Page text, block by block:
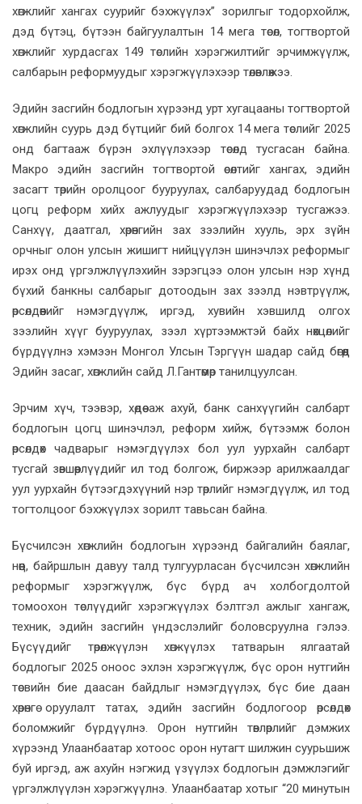
хөгжлийг хангах суурийг бэхжүүлэх” зорилгыг тодорхойлж,
дэд бүтэц, бүтээн байгуулалтын 14 мега төсөл, тогтвортой
хөгжлийг хурдасгах 149 төслийн хэрэгжилтийг эрчимжүүлж,
салбарын реформуудыг хэрэгжүүлэхээр төлөвлөжээ.
Эдийн засгийн бодлогын хүрээнд урт хугацааны тогтвортой
хөгжлийн суурь дэд бүтцийг бий болгох 14 мега төслийг 2025
онд багтааж бүрэн эхлүүлэхээр төсөлд тусгасан байна.
Макро эдийн засгийн тогтвортой өсөлтийг хангах, эдийн
засагт төрийн оролцоог бууруулах, салбаруудад бодлогын
цогц реформ хийх ажлуудыг хэрэгжүүлэхээр тусгажээ.
Санхүү, даатгал, хөрөнгийн зах зээлийн хууль, эрх зүйн
орчныг олон улсын жишигт нийцүүлэн шинэчлэх реформыг
ирэх онд үргэлжлүүлэхийн зэрэгцээ олон улсын нэр хүнд
бүхий банкны салбарыг дотоодын зах зээлд нэвтрүүлж,
өрсөлдөөнийг нэмэгдүүлж, иргэд, хувийн хэвшилд олгох
зээлийн хүүг бууруулах, зээл хүртээмжтэй байх нөхцөлийг
бүрдүүлнэ хэмээн Монгол Улсын Тэргүүн шадар сайд бөгөөд
Эдийн засаг, хөгжлийн сайд Л.Гантөмөр танилцуулсан.
Эрчим хүч, тээвэр, хөдөө аж ахуй, банк санхүүгийн салбарт
бодлогын цогц шинэчлэл, реформ хийж, бүтээмж болон
өрсөлдөх чадварыг нэмэгдүүлэх бол уул уурхайн салбарт
тусгай зөвшөөрлүүдийг ил тод болгож, биржээр арилжаалдаг
уул уурхайн бүтээгдэхүүний нэр төрлийг нэмэгдүүлж, ил тод
тогтолцоог бэхжүүлэх зорилт тавьсан байна.
Бүсчилсэн хөгжлийн бодлогын хүрээнд байгалийн баялаг,
нөөц, байршлын давуу талд тулгуурласан бүсчилсэн хөгжлийн
реформыг хэрэгжүүлж, бүс бүрд ач холбогдолтой
томоохон төслүүдийг хэрэгжүүлэх бэлтгэл ажлыг хангаж,
техник, эдийн засгийн үндэслэлийг боловсруулна гэлээ.
Бүсүүдийг төрөлжүүлэн хөгжүүлэх татварын ялгаатай
бодлогыг 2025 оноос эхлэн хэрэгжүүлж, бүс орон нутгийн
төсвийн бие даасан байдлыг нэмэгдүүлэх, бүс бие даан
хөрөнгө оруулалт татах, эдийн засгийн бодлогоор өрсөлдөх
боломжийг бүрдүүлнэ. Орон нутгийн төвлөрлийг дэмжих
хүрээнд Улаанбаатар хотоос орон нутагт шилжин суурьшиж
буй иргэд, аж ахуйн нэгжид үзүүлэх бодлогын дэмжлэгийг
үргэлжлүүлэн хэрэгжүүлнэ. Улаанбаатар хотыг “20 минутын